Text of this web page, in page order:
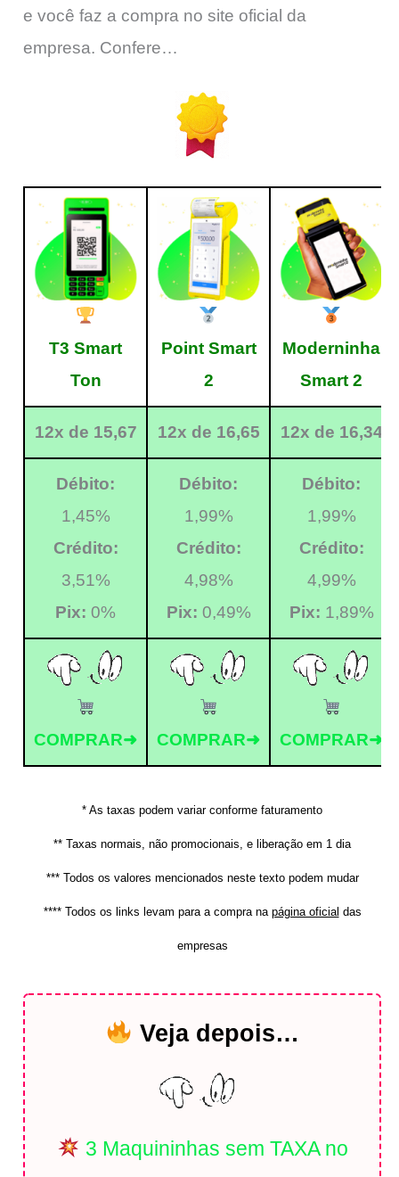
e você faz a compra no site oficial da
empresa. Confere…
T3 Smart
Ton
Point Smart
2
Moderninha
Smart 2
12x de 15,67 12x de 16,65 12x de 16,34
Débito:
1,45%
Crédito:
3,51%
Pix: 0%
Débito:
1,99%
Crédito:
4,98%
Pix: 0,49%
Débito:
1,99%
Crédito:
4,99%
Pix: 1,89%
COMPRAR➜ COMPRAR➜ COMPRAR➜
* As taxas podem variar conforme faturamento
** Taxas normais, não promocionais, e liberação em 1 dia
*** Todos os valores mencionados neste texto podem mudar
**** Todos os links levam para a compra na página oficial das
empresas
Veja depois…
3 Maquininhas sem TAXA no